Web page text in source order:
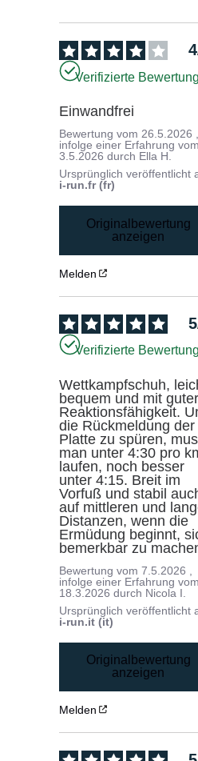
4
Verifizierte
Einwandfrei
Bewertung vom26.5.2026
infolge einer Erfahrung
3.5.2026 durch Ella H.
Ursprünglich veröffentlicht
i-run.fr (fr)
Originalbewertung
anzeigen
Melden
5
Verifizierte
Wettkampfschuh,
bequem und mit
Reaktionsfähigkeit.
die Rückmeldung der
Platte zu spüren,
man unter 4:30 pro
laufen, noch besser
unter 4:15. Breit im
Vorfuß und stabil
auf mittleren und
Distanzen, wenn die
Ermüdung beginnt,
bemerkbar zu
Bewertung vom7.5.2026
infolge einer Erfahrung
18.3.2026 durch Nicola I.
Ursprünglich veröffentlicht
i-run.it (it)
Originalbewertung
anzeigen
Melden